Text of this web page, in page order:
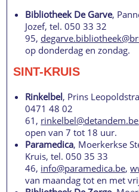
Bibliotheek De Garve,
Jozef, tel. 050 33 32
95,
op donderdag en zondag.
SINT-KRUIS
Rinkelbel, Prins
0471 48 02
61, rinkelbel@detandem.be
open van 7 tot 18 uur.
Paramedica, Moerkerkse
Kruis, tel. 050 35 33
46, info@paramedica.be,
van maandag tot en met